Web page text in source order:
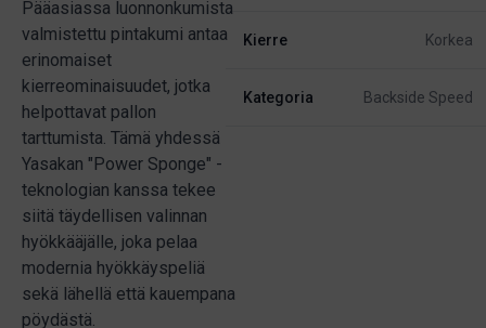
Pääasiassa luonnonkumista
valmistettu pintakumi antaa
erinomaiset
kierreominaisuudet, jotka
helpottavat pallon
tarttumista. Tämä yhdessä
Yasakan "Power Sponge" -
teknologian kanssa tekee
siitä täydellisen valinnan
hyökkääjälle, joka pelaa
modernia hyökkäyspeliä
sekä lähellä että kauempana
pöydästä.
Kierre Korkea
Kategoria Backside Speed